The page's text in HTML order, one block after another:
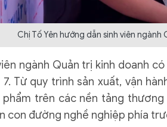
Chị Tố Yên hướng dẫn sinh viên
ngành Quản trị kinh doanh
7. Từ quy trình sản xuất, vận
trên các nền tảng
con đường nghề nghiệp phía